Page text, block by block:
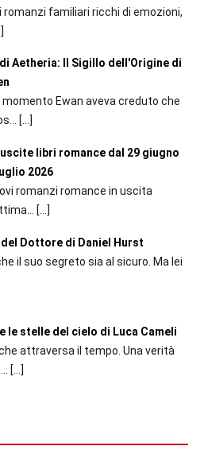
romanzi familiari ricchi di emozioni,
di Aetheria: Il Sigillo dell'Origine di
momento Ewan aveva creduto che
[…]
libri romance dal 29 giugno
2026
romanzi romance in uscita
[…]
del Dottore di Daniel Hurst
il suo segreto sia al sicuro. Ma lei
le stelle del cielo di Luca Cameli
attraversa il tempo. Una verità
[…]